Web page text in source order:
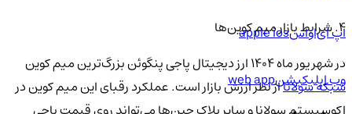
4. شرایط بازار میم کوین‌ها
در شهریور ماه ۱۴۰۴ ارز دیجیتال پاجی پنگوئن بزرگ‌ترین میم کوین
شبکه سولانااز نظر ارزش بازار است. عملکرد رقبای این میم کوین در
اپ آی‌او‌اسapple ios
وب اپلیکیشنweb app